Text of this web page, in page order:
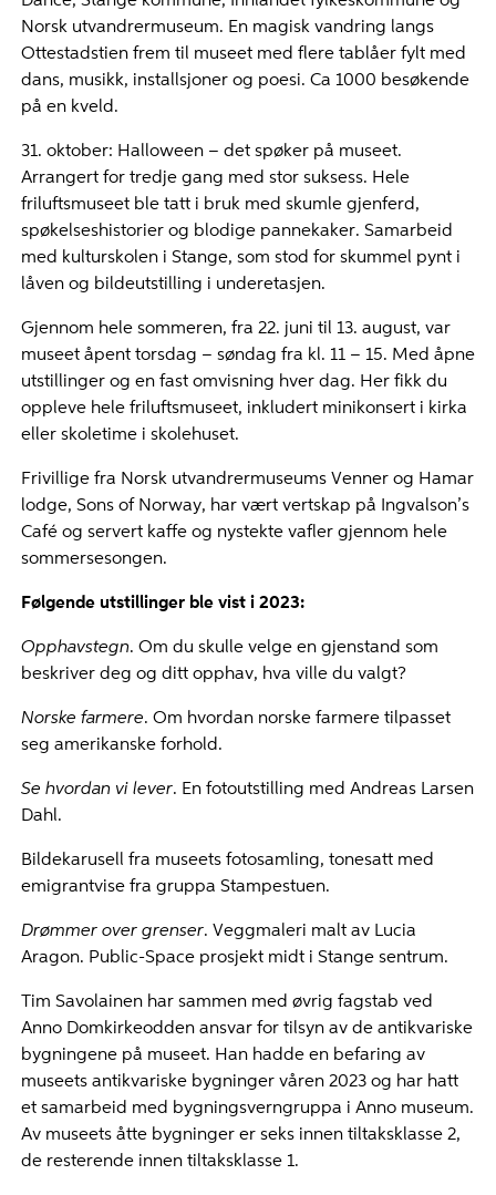
Norsk utvandrermuseum. En magisk vandring langs
Ottestadstien frem til museet med flere tablåer fylt med
dans, musikk, installsjoner og poesi. Ca 1000 besøkende
på en kveld.
31. oktober: Halloween – det spøker på museet.
Arrangert for tredje gang med stor suksess. Hele
friluftsmuseet ble tatt i bruk med skumle gjenferd,
spøkelseshistorier og blodige pannekaker. Samarbeid
med kulturskolen i Stange, som stod for skummel pynt i
låven og bildeutstilling i underetasjen.
Gjennom hele sommeren, fra 22. juni til 13. august, var
museet åpent torsdag – søndag fra kl. 11 – 15. Med åpne
utstillinger og en fast omvisning hver dag. Her fikk du
oppleve hele friluftsmuseet, inkludert minikonsert i kirka
eller skoletime i skolehuset.
Frivillige fra Norsk utvandrermuseums Venner og Hamar
lodge, Sons of Norway, har vært vertskap på Ingvalson’s
Café og servert kaffe og nystekte vafler gjennom hele
sommersesongen.
Følgende utstillinger ble vist i 2023:
Opphavstegn. Om du skulle velge en gjenstand som
beskriver deg og ditt opphav, hva ville du valgt?
Norske farmere. Om hvordan norske farmere tilpasset
seg amerikanske forhold.
Se hvordan vi lever. En fotoutstilling med Andreas Larsen
Dahl.
Bildekarusell fra museets fotosamling, tonesatt med
emigrantvise fra gruppa Stampestuen.
Drømmer over grenser. Veggmaleri malt av Lucia
Aragon. Public-Space prosjekt midt i Stange sentrum.
Tim Savolainen har sammen med øvrig fagstab ved
Anno Domkirkeodden ansvar for tilsyn av de antikvariske
bygningene på museet. Han hadde en befaring av
museets antikvariske bygninger våren 2023 og har hatt
et samarbeid med bygningsverngruppa i Anno museum.
Av museets åtte bygninger er seks innen tiltaksklasse 2,
de resterende innen tiltaksklasse 1.